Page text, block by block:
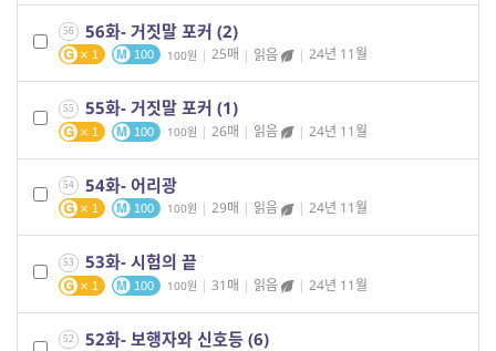
56 56화- 거짓말 포커 (2)
1 100 100 | 25매 | 읽음 | 24년 11월
55 55화- 거짓말 포커 (1)
1 100 100 | 26매 | 읽음 | 24년 11월
54 54화- 어리광
1 100 100 | 29매 | 읽음 | 24년 11월
53 53화- 시험의 끝
1 100 100 | 31매 | 읽음 | 24년 11월
52 52화- 보행자와 신호등 (6)